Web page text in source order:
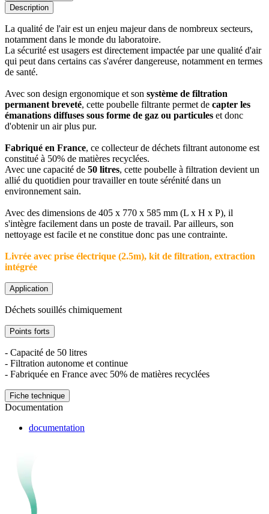
Description
La qualité de l'air est un enjeu majeur dans de nombreux secteurs,
notamment dans le monde du laboratoire.
La sécurité est usagers est directement impactée par une qualité d'air
qui peut dans certains cas s'avérer dangereuse, notamment en termes
de santé.
Avec son design ergonomique et son système de filtration
permanent breveté, cette poubelle filtrante permet de capter les
émanations diffuses sous forme de gaz ou particules et donc
d'obtenir un air plus pur.
Fabriqué en France, ce collecteur de déchets filtrant autonome est
constitué à 50% de matières recyclées.
Avec une capacité de 50 litres, cette poubelle à filtration devient un
allié du quotidien pour travailler en toute sérénité dans un
environnement sain.
Avec des dimensions de 405 x 770 x 585 mm (L x H x P), il
s'intègre facilement dans un poste de travail. Par ailleurs, son
nettoyage est facile et ne constitue donc pas une contrainte.
Livrée avec prise électrique (2.5m), kit de filtration, extraction
intégrée
Application
Déchets souillés chimiquement
Points forts
- Capacité de 50 litres
- Filtration autonome et continue
- Fabriquée en France avec 50% de matières recyclées
Fiche technique
Documentation
documentation